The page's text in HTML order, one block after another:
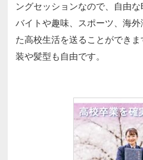
ングセッションなので、自由
バイトや趣味、スポーツ、海
た高校生活を送ることができ
装や髪型も自由です。